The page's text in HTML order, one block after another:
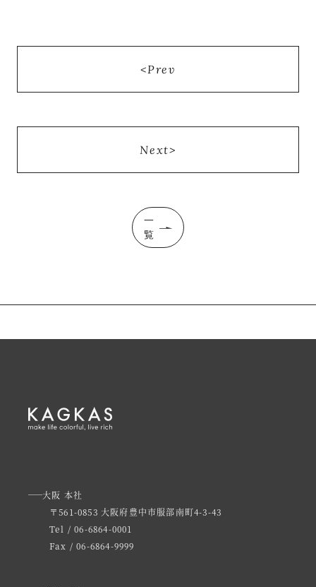
Prev
一
覧
Next
大阪 本社
〒561-0853 大阪府豊中市服部南町4-3-43
Tel / 06-6864-0001
Fax / 06-6864-9999